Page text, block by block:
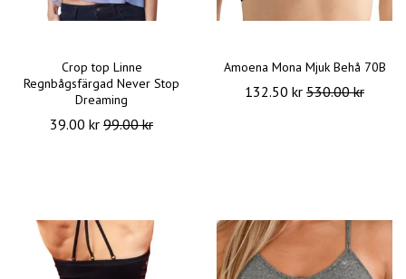
Crop top Linne
Regnbågsfärgad Never Stop
Dreaming
39.00 kr 99.00 kr
Amoena Mona Mjuk Behå 70B
132.50 kr 530.00 kr